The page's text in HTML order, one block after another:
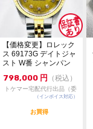
【価格変更】ロレック
ス 69173G デイトジャ
スト W番 シャンパン
798,000 円 （税込）
トケマー宅配代行出品（委
託販売）
（インボイス対応）
お買得